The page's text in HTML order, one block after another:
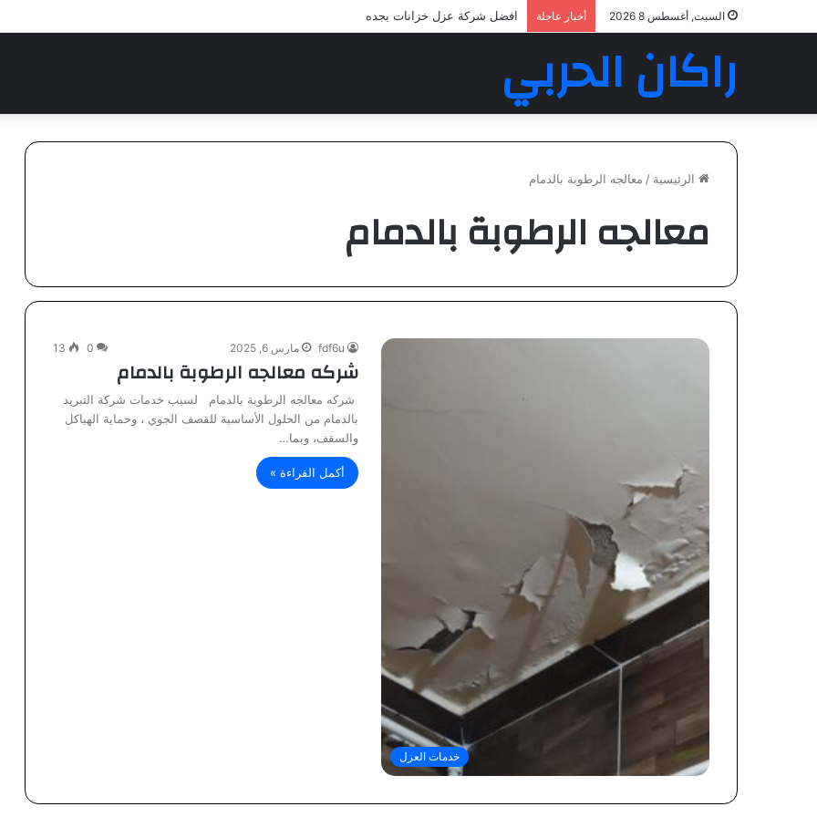
السبت, أغسطس 8 2026 أخبار عاجلة افضل شركة عزل خزانات بجده
راكان الحربي
الرئيسية / معالجه الرطوبة بالدمام
معالجه الرطوبة بالدمام
خدمات العزل
fdf6u مارس 6, 2025 0
13
شركه معالجه الرطوبة بالدمام
شركه معالجه الرطوبة بالدمام لسبب خدمات شركة التبريد
بالدمام من الحلول الأساسية للقصف الجوي ، وحماية الهياكل
والسقف، وبما…
أكمل القراءة »